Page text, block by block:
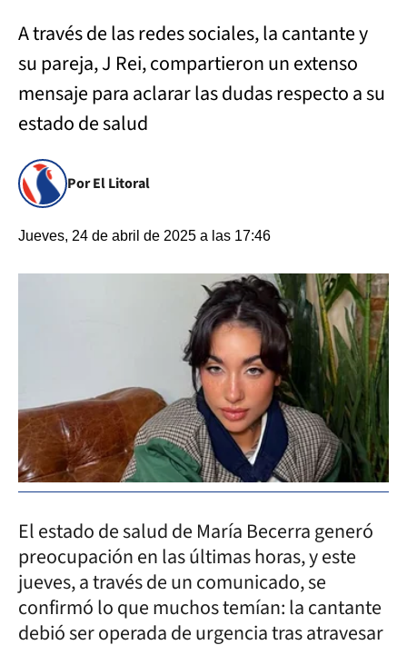
A través de las redes sociales, la cantante y
su pareja, J Rei, compartieron un extenso
mensaje para aclarar las dudas respecto a su
estado de salud
Por El Litoral
Jueves, 24 de abril de 2025 a las 17:46
El estado de salud de María Becerra generó
preocupación en las últimas horas, y este
jueves, a través de un comunicado, se
confirmó lo que muchos temían: la cantante
debió ser operada de urgencia tras atravesar